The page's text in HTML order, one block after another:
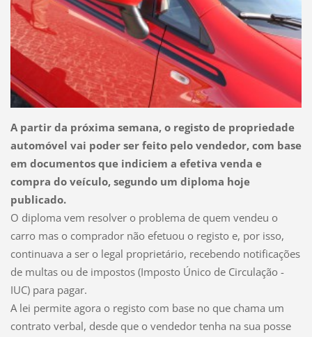
A partir da próxima semana, o registo de propriedade
automóvel vai poder ser feito pelo vendedor, com base
em documentos que indiciem a efetiva venda e
compra do veículo, segundo um diploma hoje
publicado.
O diploma vem resolver o problema de quem vendeu o
carro mas o comprador não efetuou o registo e, por isso,
continuava a ser o legal proprietário, recebendo notificações
de multas ou de impostos (Imposto Único de Circulação -
IUC) para pagar.
A lei permite agora o registo com base no que chama um
contrato verbal, desde que o vendedor tenha na sua posse